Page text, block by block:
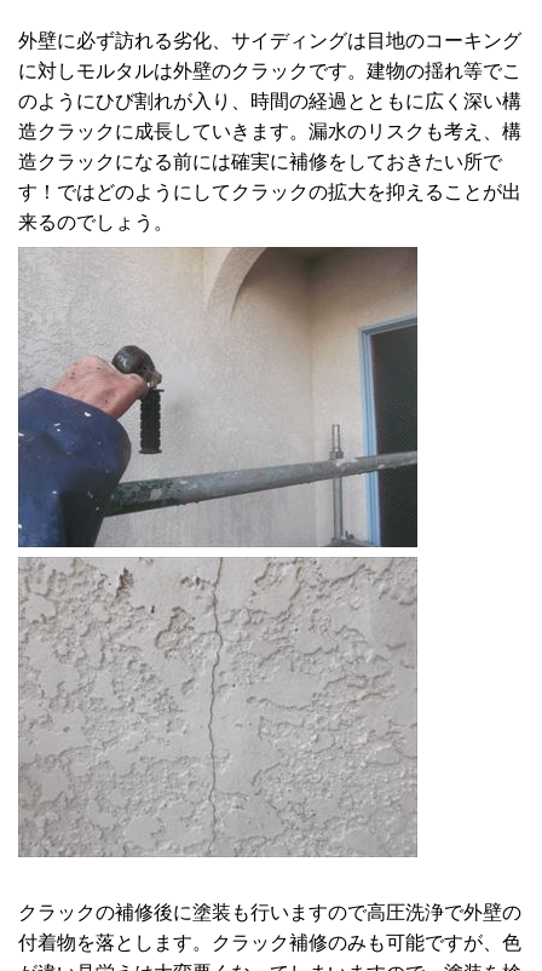
外壁に必ず訪れる劣化、サイディングは目地のコーキング
に対しモルタルは外壁のクラックです。建物の揺れ等でこ
のようにひび割れが入り、時間の経過とともに広く深い構
造クラックに成長していきます。漏水のリスクも考え、構
造クラックになる前には確実に補修をしておきたい所で
す！ではどのようにしてクラックの拡大を抑えることが出
来るのでしょう。
クラックの補修後に塗装も行いますので高圧洗浄で外壁の
付着物を落とします。クラック補修のみも可能ですが、色